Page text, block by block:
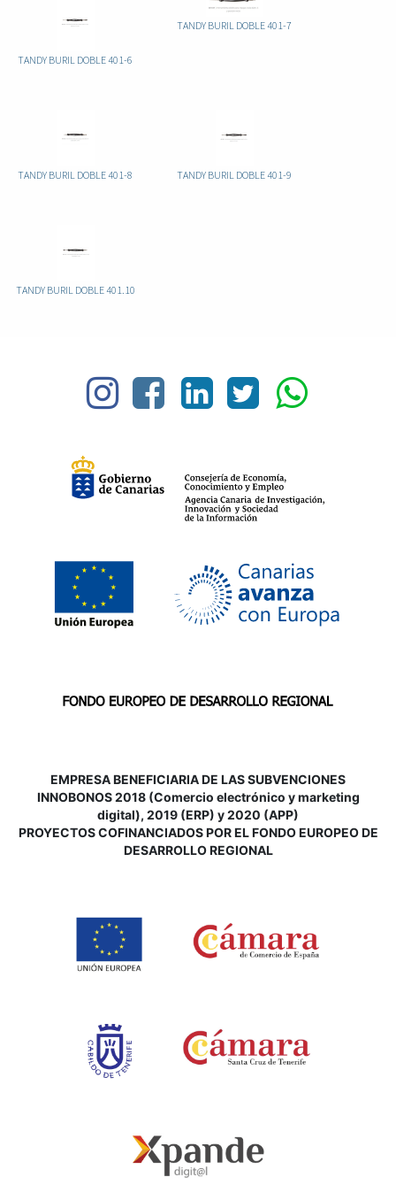
TANDY BURIL DOBLE 401-6
TANDY BURIL DOBLE 401-7
TANDY BURIL DOBLE 401-8 TANDY BURIL DOBLE 401-9
TANDY BURIL DOBLE 401.10
EMPRESA BENEFICIARIA DE LAS SUBVENCIONES
INNOBONOS 2018 (Comercio electrónico y marketing
digital), 2019 (ERP) y 2020 (APP)
PROYECTOS COFINANCIADOS POR EL FONDO EUROPEO DE
DESARROLLO REGIONAL